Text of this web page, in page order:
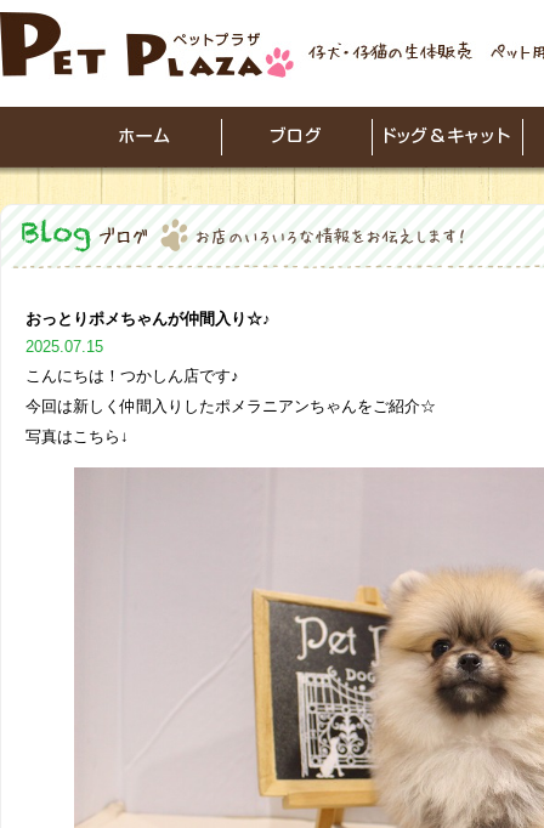
おっとりポメちゃんが仲間入り☆♪
2025.07.15
こんにちは！つかしん店です♪
今回は新しく仲間入りしたポメラニアンちゃんをご紹介☆
写真はこちら↓